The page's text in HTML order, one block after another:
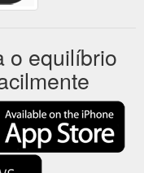
o equilíbrio